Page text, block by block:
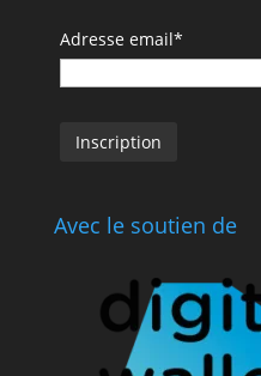
Adresse email*
Avec le soutien de